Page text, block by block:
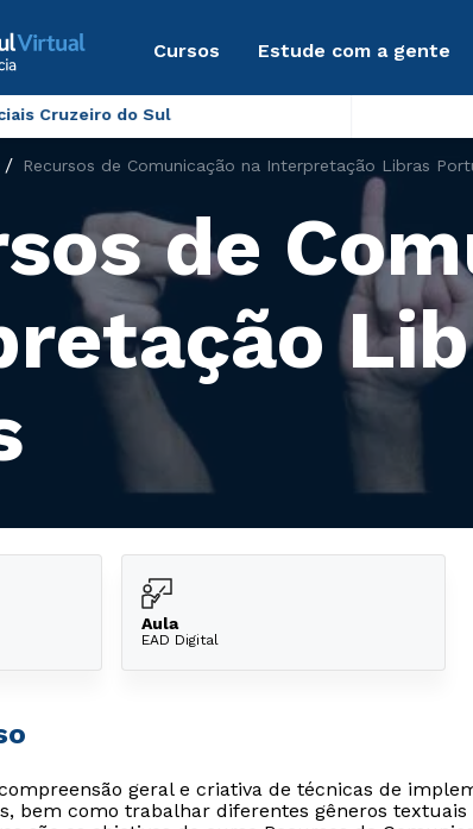
Cursos Estude com a gente
Cruzeiro do Sul
Recursos de Comunicação na Interpretação Libras
de
Aula
EAD Digital
geral e criativa de técnicas de
bem como trabalhar diferentes gêneros